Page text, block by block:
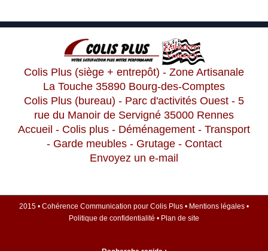
Colis Plus (siège + entrepôt) - Zone Artisanale
La Touche 35890 Bourg-des-Comptes
Colis Plus (bureau) - Parc d'activités Ouest - 5
rue du Manoir de Servigné 35000 Rennes
Accueil - Colis plus - Déménagement - Transport
- Garde meubles- Grutage- Contact
Envoyez un e-mail
2015 • Cohérence Communication pour Colis Plus • Mentions légales •
Politique de confidentialité • Plan de site